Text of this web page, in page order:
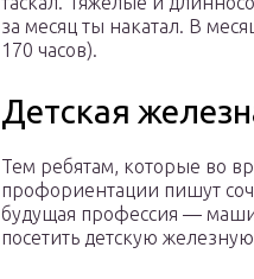
за месяц ты накатал. В
170 часов).
Детская
Тем ребятам, которые во
профориентации пишут
будущая профессия —
посетить детскую